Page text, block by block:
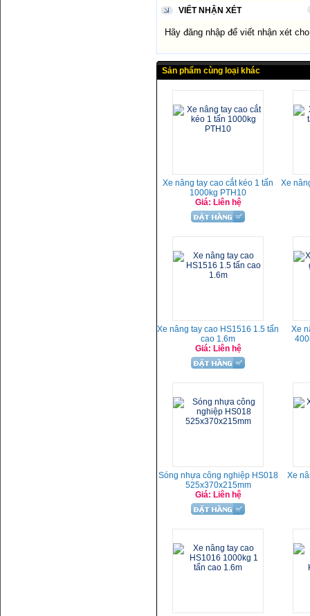
VIẾT NHẬN XÉT
Hãy đăng nhập để viết nhận xét
Sản phẩm cùng loại khác
Xe nâng tay cao cắt kéo 1 tấn
1000kg PTH10
Giá: Liên hệ
Xe
Xe nâng tay cao HS1516 1.5 tấn
cao 1.6m
Giá: Liên hệ
Xe
Sóng nhựa công nghiệp HS018
525x370x215mm
Giá: Liên hệ
Xe